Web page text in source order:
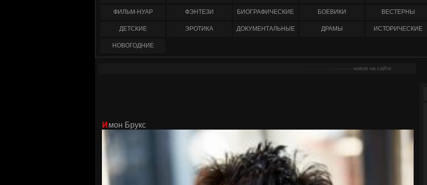
ФИЛЬМ-НУАР ФЭНТЕЗИ БИОГРАФИЧЕСКИЕ БОЕВИКИ ВЕСТЕРНЫ
ДЕТСКИЕ ЭРОТИКА ДОКУМЕНТАЛЬНЫЕ ДРАМЫ ИСТОРИЧЕСКИЕ
НОВОГОДНИЕ
новое на сайте
Имон Брукс